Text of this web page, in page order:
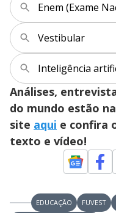
Enem (Exame
Vestibular
Inteligência
Análises,
do mundo estão na
site aqui e confira
texto e vídeo!
EDUCAÇÃO FUVEST